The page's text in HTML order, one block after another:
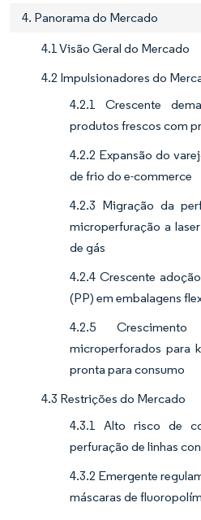
4. Panorama do Mercado
4.1 Visão Geral do Mercado
4.2 Impulsionadores do
4.2.1 Crescente
produtos frescos com
4.2.2 Expansão do
de frio do e-commerce
4.2.3 Migração da
microperfuração a
de gás
4.2.4 Crescente
(PP) em embalagens
4.2.5
microperforados para
pronta para consumo
4.3 Restrições do Mercado
4.3.1 Alto risco de
perfuração de linhas
4.3.2 Emergente
máscaras de